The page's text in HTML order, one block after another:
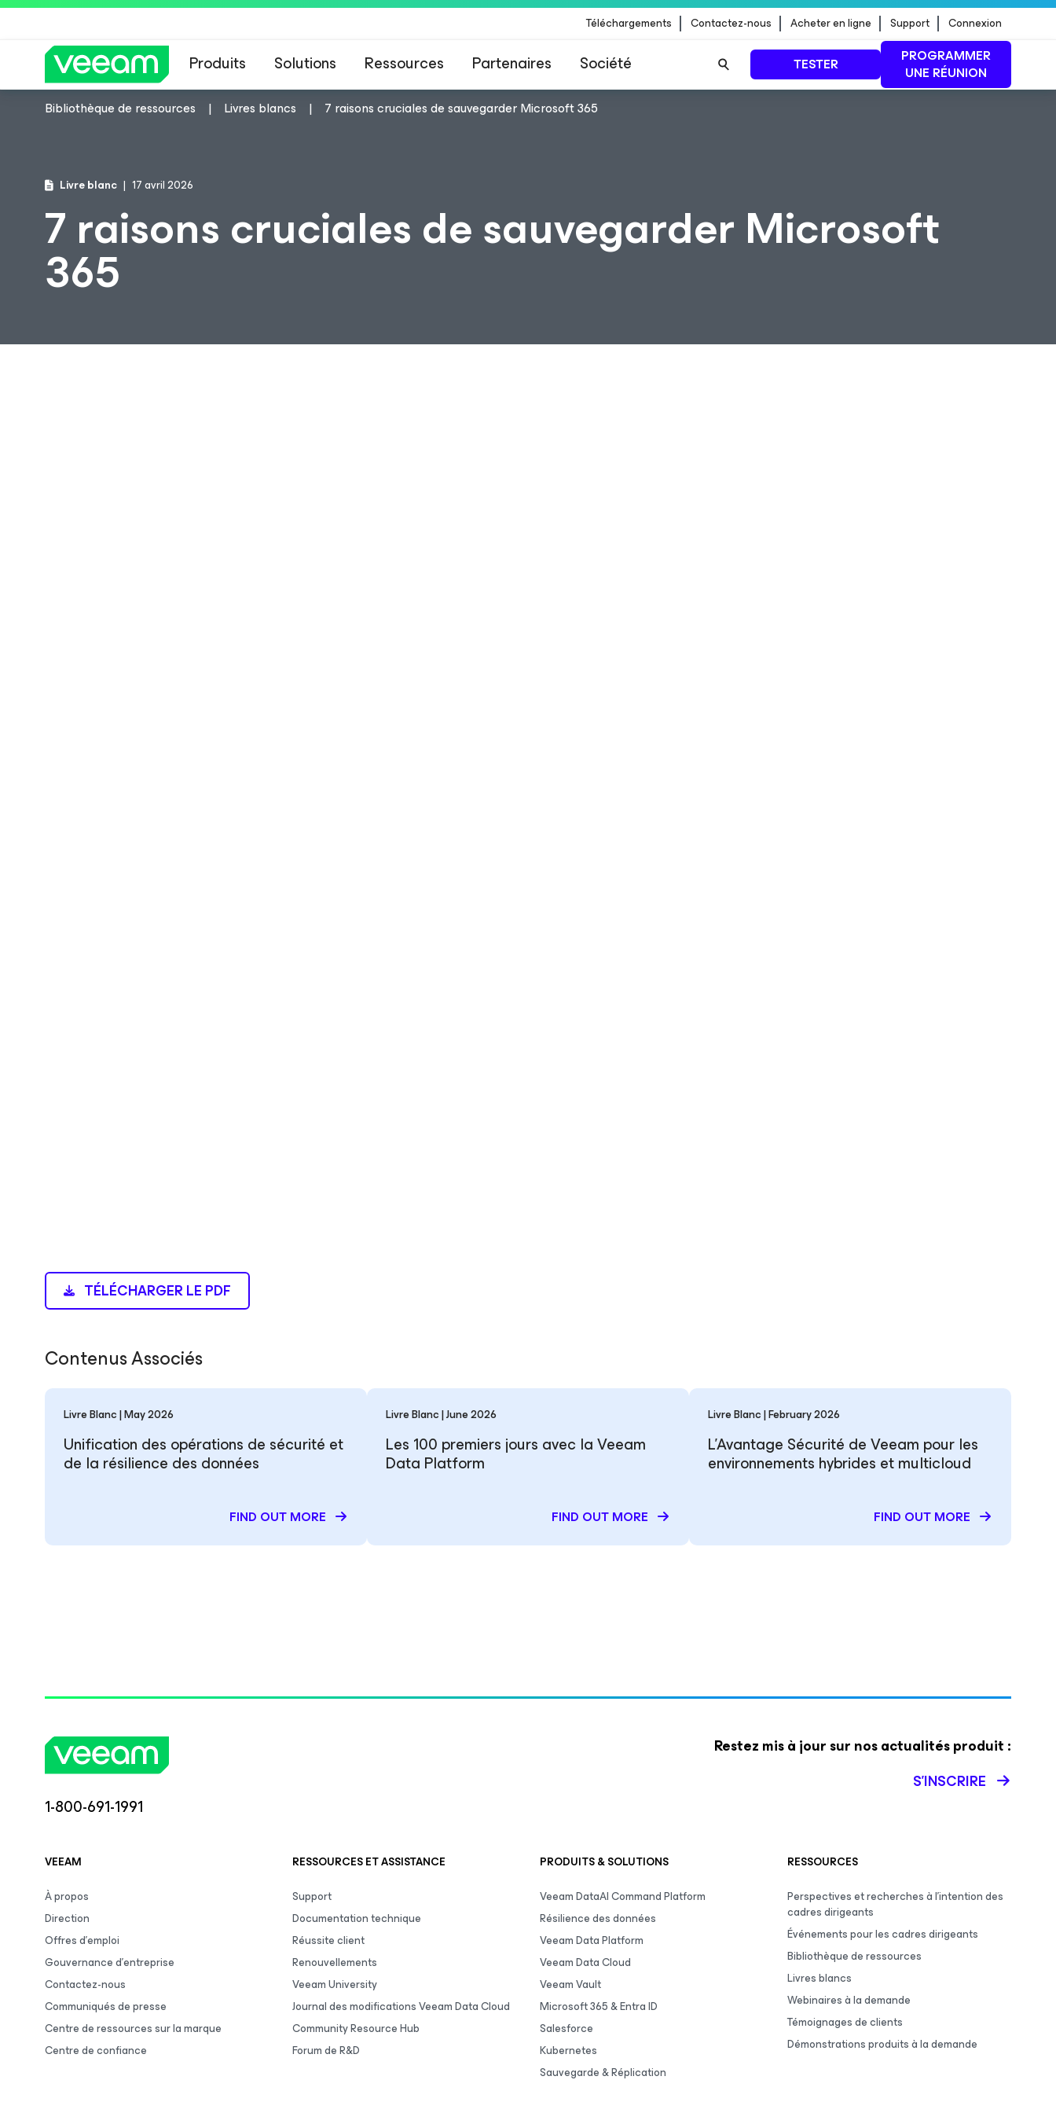
Téléchargements Contactez-nous Acheter en ligne Support Connexion
Produits Solutions Ressources Partenaires Société TESTER
PROGRAMMER
UNE RÉUNION
Bibliothèque de ressources Livres blancs 7 raisons cruciales de sauvegarder Microsoft 365
Livre blanc 17 avril 2026
7 raisons cruciales de sauvegarder Microsoft
365
TÉLÉCHARGER LE PDF
Contenus Associés
Livre Blanc | May 2026
Unification des opérations de sécurité et
de la résilience des données
FIND OUT MORE
Livre Blanc | June 2026
Les 100 premiers jours avec la Veeam
Data Platform
FIND OUT MORE
Livre Blanc | February 2026
L’Avantage Sécurité de Veeam pour les
environnements hybrides et multicloud
FIND OUT MORE
1-800-691-1991
Restez mis à jour sur nos actualités produit :
S’INSCRIRE
VEEAM
À propos
Direction
Offres d’emploi
Gouvernance d’entreprise
Contactez-nous
Communiqués de presse
Centre de ressources sur la marque
Centre de confiance
RESSOURCES ET ASSISTANCE
Support
Documentation technique
Réussite client
Renouvellements
Veeam University
Journal des modifications Veeam Data Cloud
Community Resource Hub
Forum de R&D
PRODUITS & SOLUTIONS
Veeam DataAI Command Platform
Résilience des données
Veeam Data Platform
Veeam Data Cloud
Veeam Vault
Microsoft 365 & Entra ID
Salesforce
Kubernetes
Sauvegarde & Réplication
RESSOURCES
Perspectives et recherches à l’intention des
cadres dirigeants
Événements pour les cadres dirigeants
Bibliothèque de ressources
Livres blancs
Webinaires à la demande
Témoignages de clients
Démonstrations produits à la demande